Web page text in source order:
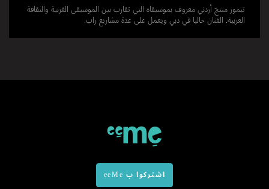
تيمور منتج أردني معروف بموسيقاه التي تقارب بين الموسيقى الغربية والثقافة
العربية. الفنان حاليا في دبي ويعمل على عدة مشاريع راب.
اشتركوا ب eeMe